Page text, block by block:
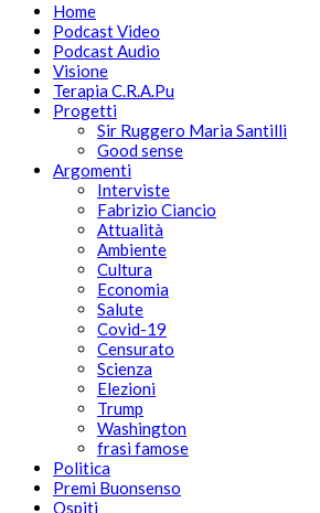
Home
Podcast Video
Podcast Audio
Visione
Terapia C.R.A.Pu
Progetti
Sir Ruggero Maria Santilli
Good sense
Argomenti
Interviste
Fabrizio Ciancio
Attualità
Ambiente
Cultura
Economia
Salute
Covid-19
Censurato
Scienza
Elezioni
Trump
Washington
frasi famose
Politica
Premi Buonsenso
Ospiti